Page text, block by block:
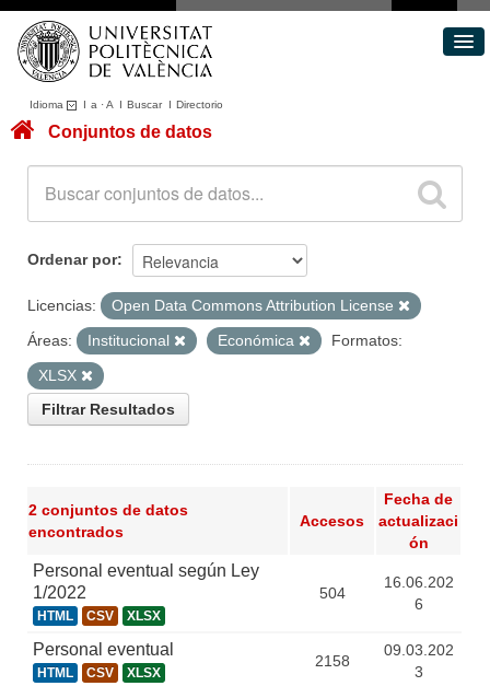
Idioma I a ·A I BuscarI Directorio
Conjuntos de datos
Acerca de
Portal de Transparencia
Conjuntos de datos
Ordenar por
Licencias:
Open Data Commons Attribution License
Áreas:
Institucional Económica
Formatos:
XLSX
Filtrar Resultados
2 conjuntos de datos
encontrados
Accesos
Fecha de
actualizaci
ón
Personal eventual según Ley
1/2022
HTML CSV XLSX
504
16.06.202
6
Personal eventual
HTML CSV XLSX
2158
09.03.202
3